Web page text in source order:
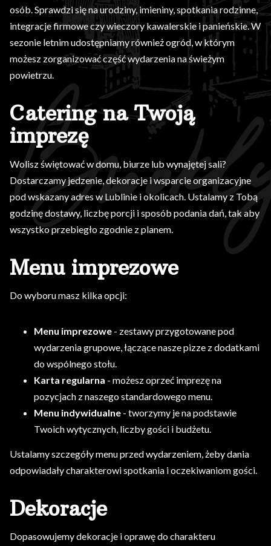
osób. Sprawdzi się na urodziny, imieniny, spotkania rodzinne,
integracje firmowe czy wieczory kawalerskie i panieńskie. W
sezonie letnim udostępniamy również ogród, w którym
możesz zorganizować część wydarzenia na świeżym
powietrzu.
Catering na Twoją
imprezę
Wolisz świętować w domu, biurze lub wynajętej sali?
Dostarczamy jedzenie, dekoracje i wsparcie organizacyjne
pod wskazany adres w Lublinie i okolicach. Ustalamy z Tobą
godzinę dostawy, liczbę porcji i sposób podania dań, tak aby
wszystko przebiegło zgodnie z planem.
Menu imprezowe
Do wyboru masz kilka opcji:
Menu imprezowe - zestawy przygotowane pod
wydarzenia grupowe, łączące nasze pizze z dodatkami
do wspólnego stołu.
Karta regularna - możesz oprzeć imprezę na
pozycjach z naszego standardowego menu.
Menu indywidualne - tworzymy je na podstawie
Twoich wytycznych, liczby gości i budżetu.
Ustalamy szczegóły menu przed wydarzeniem, żeby dania
odpowiadały charakterowi spotkania i oczekiwaniom gości.
Dekoracje
Dopasowujemy dekoracje i oprawę do charakteru